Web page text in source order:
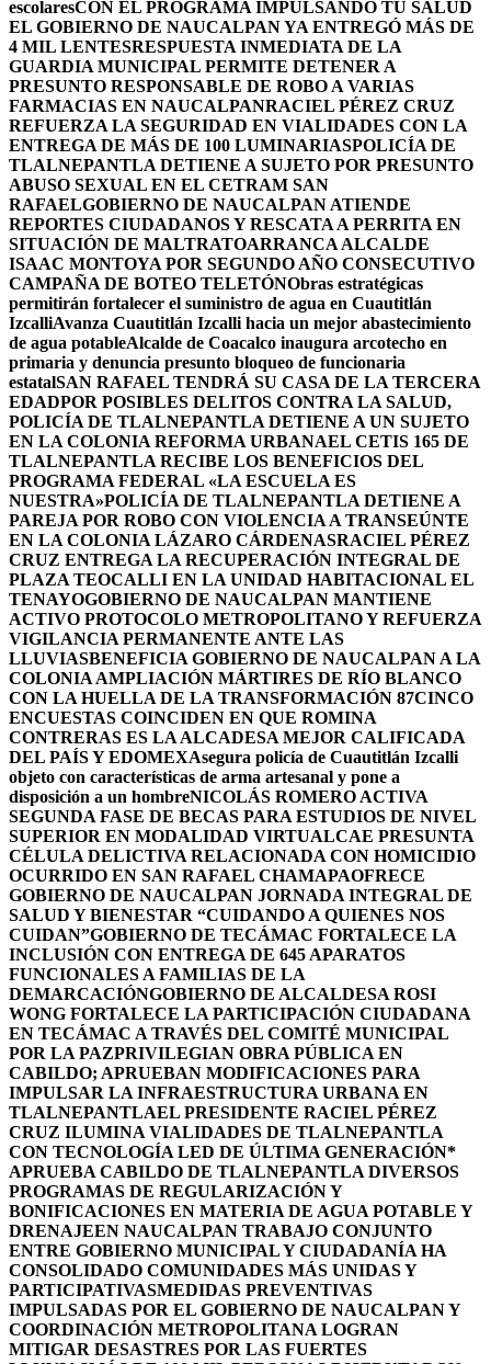
escolaresCON EL PROGRAMA IMPULSANDO TU SALUD
EL GOBIERNO DE NAUCALPAN YA ENTREGÓ MÁS DE
4 MIL LENTESRESPUESTA INMEDIATA DE LA
GUARDIA MUNICIPAL PERMITE DETENER A
PRESUNTO RESPONSABLE DE ROBO A VARIAS
FARMACIAS EN NAUCALPANRACIEL PÉREZ CRUZ
REFUERZA LA SEGURIDAD EN VIALIDADES CON LA
ENTREGA DE MÁS DE 100 LUMINARIASPOLICÍA DE
TLALNEPANTLA DETIENE A SUJETO POR PRESUNTO
ABUSO SEXUAL EN EL CETRAM SAN
RAFAELGOBIERNO DE NAUCALPAN ATIENDE
REPORTES CIUDADANOS Y RESCATA A PERRITA EN
SITUACIÓN DE MALTRATOARRANCA ALCALDE
ISAAC MONTOYA POR SEGUNDO AÑO CONSECUTIVO
CAMPAÑA DE BOTEO TELETÓNObras estratégicas
permitirán fortalecer el suministro de agua en Cuautitlán
IzcalliAvanza Cuautitlán Izcalli hacia un mejor abastecimiento
de agua potableAlcalde de Coacalco inaugura arcotecho en
primaria y denuncia presunto bloqueo de funcionaria
estatalSAN RAFAEL TENDRÁ SU CASA DE LA TERCERA
EDADPOR POSIBLES DELITOS CONTRA LA SALUD,
POLICÍA DE TLALNEPANTLA DETIENE A UN SUJETO
EN LA COLONIA REFORMA URBANAEL CETIS 165 DE
TLALNEPANTLA RECIBE LOS BENEFICIOS DEL
PROGRAMA FEDERAL «LA ESCUELA ES
NUESTRA»POLICÍA DE TLALNEPANTLA DETIENE A
PAREJA POR ROBO CON VIOLENCIA A TRANSEÚNTE
EN LA COLONIA LÁZARO CÁRDENASRACIEL PÉREZ
CRUZ ENTREGA LA RECUPERACIÓN INTEGRAL DE
PLAZA TEOCALLI EN LA UNIDAD HABITACIONAL EL
TENAYOGOBIERNO DE NAUCALPAN MANTIENE
ACTIVO PROTOCOLO METROPOLITANO Y REFUERZA
VIGILANCIA PERMANENTE ANTE LAS
LLUVIASBENEFICIA GOBIERNO DE NAUCALPAN A LA
COLONIA AMPLIACIÓN MÁRTIRES DE RÍO BLANCO
CON LA HUELLA DE LA TRANSFORMACIÓN 87CINCO
ENCUESTAS COINCIDEN EN QUE ROMINA
CONTRERAS ES LA ALCADESA MEJOR CALIFICADA
DEL PAÍS Y EDOMEXAsegura policía de Cuautitlán Izcalli
objeto con características de arma artesanal y pone a
disposición a un hombreNICOLÁS ROMERO ACTIVA
SEGUNDA FASE DE BECAS PARA ESTUDIOS DE NIVEL
SUPERIOR EN MODALIDAD VIRTUALCAE PRESUNTA
CÉLULA DELICTIVA RELACIONADA CON HOMICIDIO
OCURRIDO EN SAN RAFAEL CHAMAPAOFRECE
GOBIERNO DE NAUCALPAN JORNADA INTEGRAL DE
SALUD Y BIENESTAR “CUIDANDO A QUIENES NOS
CUIDAN”GOBIERNO DE TECÁMAC FORTALECE LA
INCLUSIÓN CON ENTREGA DE 645 APARATOS
FUNCIONALES A FAMILIAS DE LA
DEMARCACIÓNGOBIERNO DE ALCALDESA ROSI
WONG FORTALECE LA PARTICIPACIÓN CIUDADANA
EN TECÁMAC A TRAVÉS DEL COMITÉ MUNICIPAL
POR LA PAZPRIVILEGIAN OBRA PÚBLICA EN
CABILDO; APRUEBAN MODIFICACIONES PARA
IMPULSAR LA INFRAESTRUCTURA URBANA EN
TLALNEPANTLAEL PRESIDENTE RACIEL PÉREZ
CRUZ ILUMINA VIALIDADES DE TLALNEPANTLA
CON TECNOLOGÍA LED DE ÚLTIMA GENERACIÓN*
APRUEBA CABILDO DE TLALNEPANTLA DIVERSOS
PROGRAMAS DE REGULARIZACIÓN Y
BONIFICACIONES EN MATERIA DE AGUA POTABLE Y
DRENAJEEN NAUCALPAN TRABAJO CONJUNTO
ENTRE GOBIERNO MUNICIPAL Y CIUDADANÍA HA
CONSOLIDADO COMUNIDADES MÁS UNIDAS Y
PARTICIPATIVASMEDIDAS PREVENTIVAS
IMPULSADAS POR EL GOBIERNO DE NAUCALPAN Y
COORDINACIÓN METROPOLITANA LOGRAN
MITIGAR DESASTRES POR LAS FUERTES